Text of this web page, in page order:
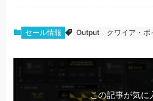
セール情報 Output クワイア・ボ
この記事が気に